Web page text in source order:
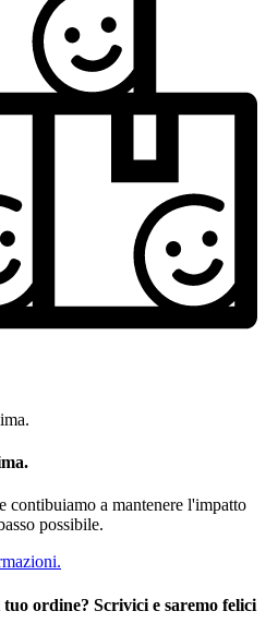
contibuiamo a mantenere l'impatto
possibile.
ordine? Scrivici e saremo felici